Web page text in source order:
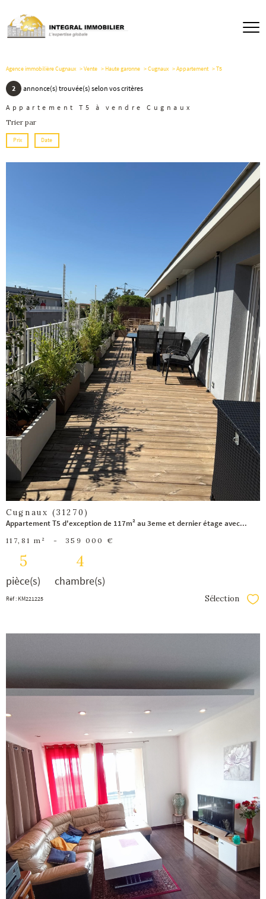
Agence immobilière Cugnaux Vente Haute garonne Cugnaux Appartement T5
2 annonce(s) trouvée(s) selon vos critères
Appartement T5 à vendre Cugnaux
Trier par
Prix Date
voir le
bien
Cugnaux (31270)
Appartement T5 d'exception de 117m² au 3eme et dernier étage avec...
117,81 m² - 359 000 €
5
pièce(s)
4
chambre(s)
Réf : KM221225 Sélection
voir le
bien